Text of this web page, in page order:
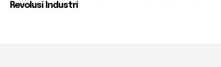
Revolusi Industri